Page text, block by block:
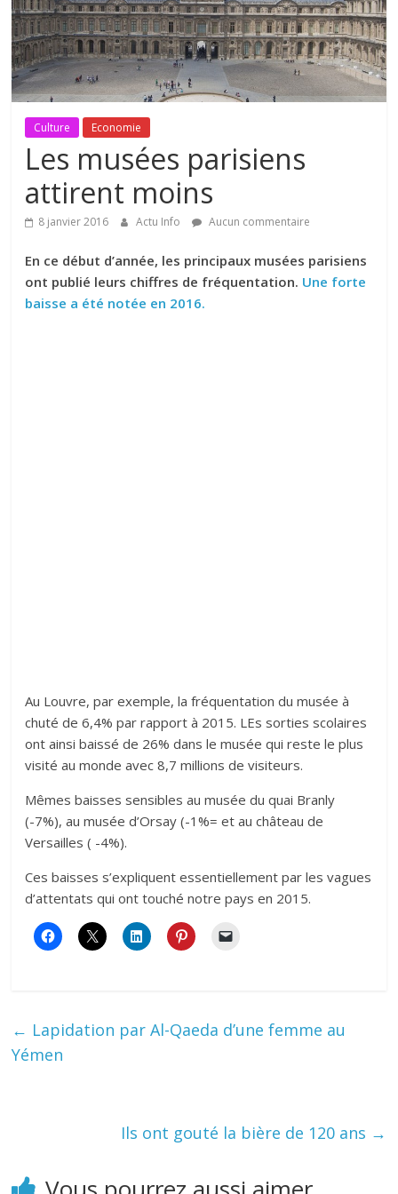
Culture Economie
Les musées parisiens
attirent moins
8 janvier 2016 Actu Info Aucun commentaire
En ce début d’année, les principaux musées parisiens
ont publié leurs chiffres de fréquentation. Une forte
baisse a été notée en 2016.
Au Louvre, par exemple, la fréquentation du musée à
chuté de 6,4% par rapport à 2015. LEs sorties scolaires
ont ainsi baissé de 26% dans le musée qui reste le plus
visité au monde avec 8,7 millions de visiteurs.
Mêmes baisses sensibles au musée du quai Branly
(-7%), au musée d’Orsay (-1%= et au château de
Versailles ( -4%).
Ces baisses s’expliquent essentiellement par les vagues
d’attentats qui ont touché notre pays en 2015.
← Lapidation par Al-Qaeda d’une femme au
Yémen
Ils ont gouté la bière de 120 ans →